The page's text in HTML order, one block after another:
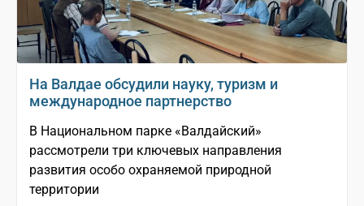
На Валдае обсудили науку, туризм и
международное партнерство
В Национальном парке «Валдайский»
рассмотрели три ключевых направления
развития особо охраняемой природной
территории